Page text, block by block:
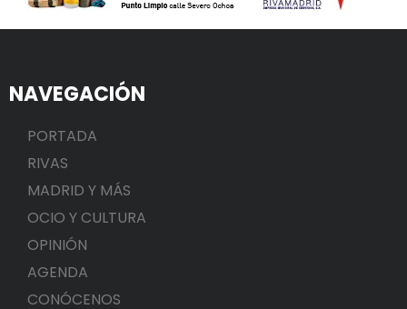
NAVEGACIÓN
PORTADA
RIVAS
MADRID Y MÁS
OCIO Y CULTURA
OPINIÓN
AGENDA
CONÓCENOS